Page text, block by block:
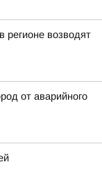
регионе возводят
от аварийного